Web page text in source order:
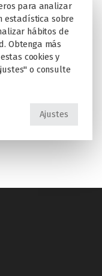
para analizar
estadística sobre
hábitos de
Obtenga más
cookies y
o consulte
Ajustes